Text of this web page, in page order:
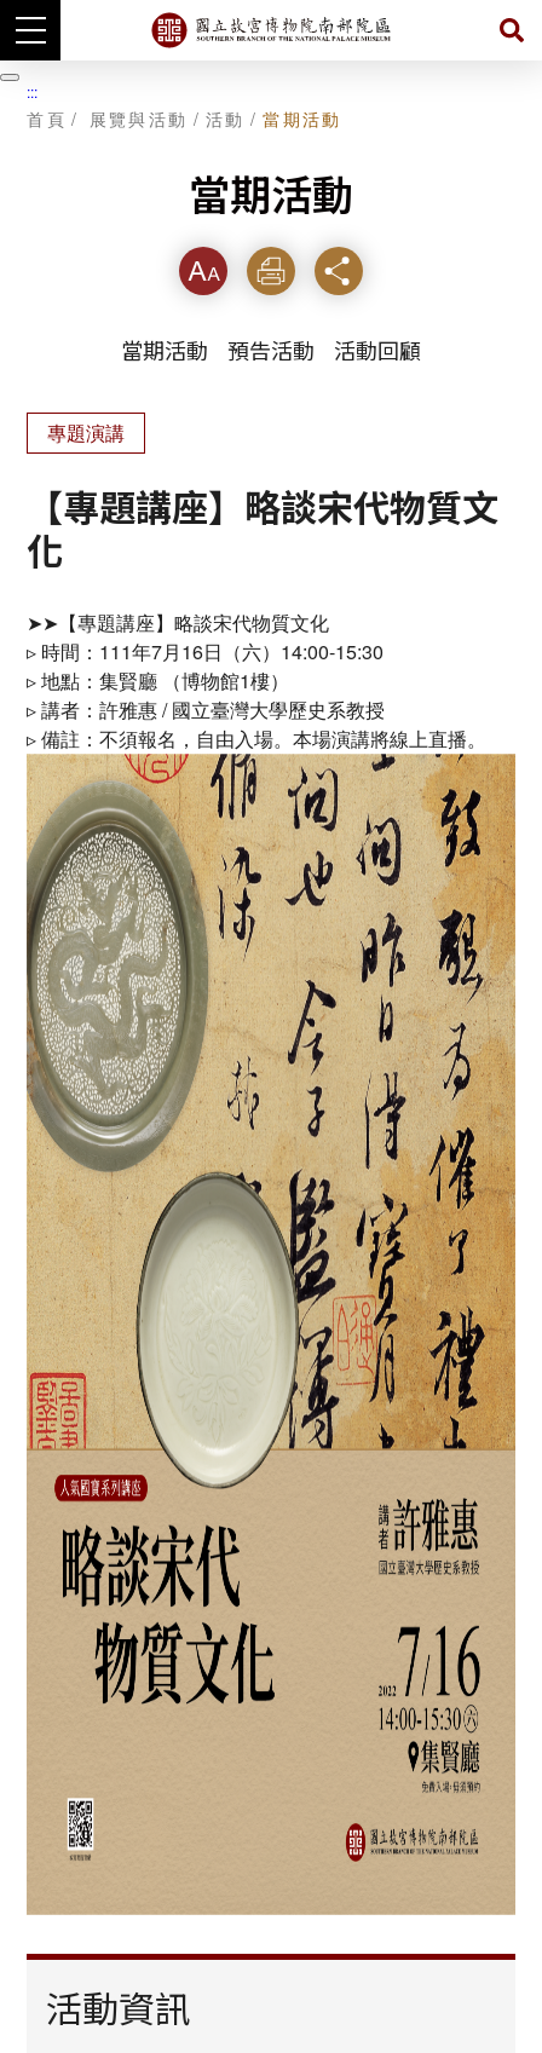
跳
到
暫
停
:::
首頁 展覽與活動 活動 當期活動
當期活動
字級 列印 分享
當期活動 預告活動 活動回顧
專題演講
【專題講座】略談宋代物質文
化
➤➤【專題講座】略談宋代物質文化
▹ 時間：111年7月16日（六）14:00-15:30
▹ 地點：集賢廳 （博物館1樓）
▹ 講者：許雅惠 / 國立臺灣大學歷史系教授
▹ 備註：不須報名，自由入場。本場演講將線上直播。
活動資訊